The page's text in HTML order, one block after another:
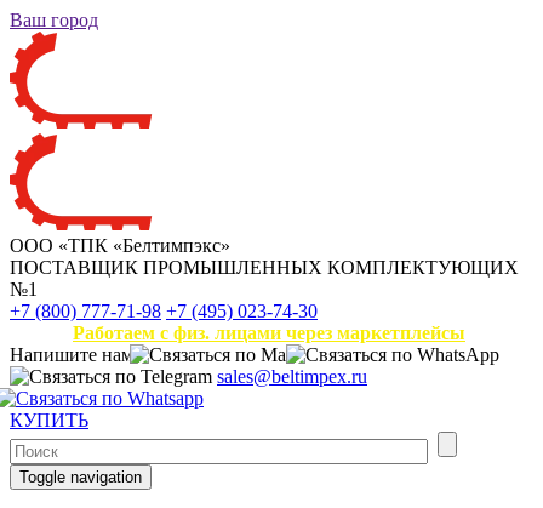
Ваш город
ООО «ТПК «Белтимпэкс»
ПОСТАВЩИК ПРОМЫШЛЕННЫХ КОМПЛЕКТУЮЩИХ
№1
+7 (800) 777-71-98 +7 (495) 023-74-30
Работаем с физ. лицами через маркетплейсы
Напишите нам
sales@beltimpex.ru
КУПИТЬ
Toggle navigation